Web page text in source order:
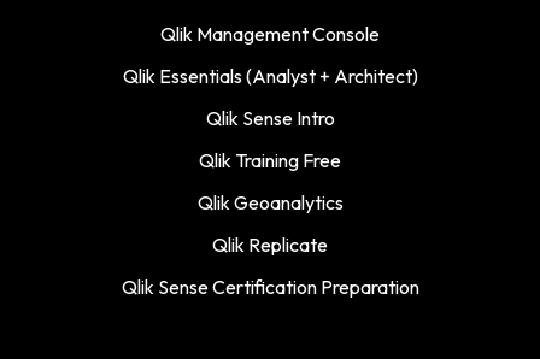
Qlik Management Console
Qlik Essentials (Analyst + Architect)
Qlik Sense Intro
Qlik Training Free
Qlik Geoanalytics
Qlik Replicate
Qlik Sense Certification Preparation